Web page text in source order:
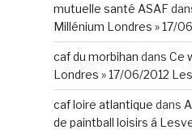
mutuelle santé ASAF
Millénium Londres » 17/
caf du morbihan dans Ce
Londres » 17/06/2012
caf loire atlantique dans
de paintball loisirs á